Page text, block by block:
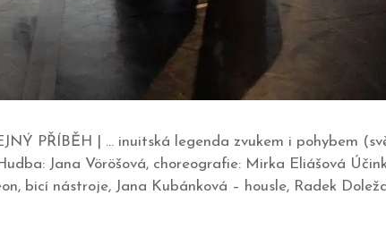
PŘÍBĚH | … inuitská legenda zvukem i pohybem
Jana Vöröšová, choreografie: Mirka Eliášová
bicí nástroje, Jana Kubánková – housle, Radek